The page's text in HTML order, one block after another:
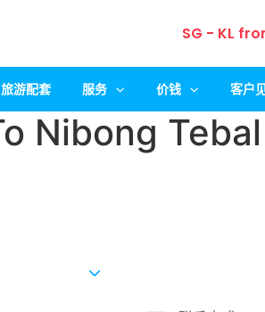
SG - KL
旅游配套 服务 价钱 客户
Nibong Tebal